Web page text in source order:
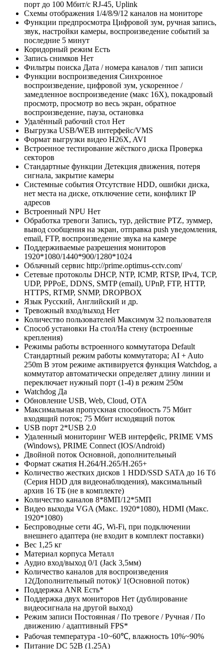
порт до 100 Мбит/с RJ-45, Uplink
Схемы отображения 1/4/8/9/12 каналов на мониторе
Функции предпросмотра Цифровой зум, ручная запись,
звук, настройки камеры, воспроизведение событий за
последние 5 минут
Коридорный режим Есть
Запись снимков Нет
Фильтры поиска Дата / номера каналов / тип записи
Функции воспроизведения Синхронное
воспроизведение, цифровой зум, ускоренное /
замедленное воспроизведение (макс 16X), покадровый
просмотр, просмотр во весь экран, обратное
воспроизведение, пауза, остановка
Удалённый рабочий стол Нет
Выгрузка USB/WEB интерфейс/VMS
Формат выгрузки видео H26X, AVI
Встроенное тестирование жёсткого диска Проверка
секторов
Стандартные функции Детекция движения, потеря
сигнала, закрытие камеры
Системные события Отсутствие HDD, ошибки диска,
нет места на диске, отключение сети, конфликт IP
адресов
Встроенный NPU Нет
Обработка тревоги Запись, тур, действие PTZ, зуммер,
вывод сообщения на экран, отправка push уведомления,
email, FTP, воспроизведение звука на камере
Поддерживаемые разрешения мониторов
1920*1080/1440*900/1280*1024
Облачный сервис http://prime.optimus-cctv.com/
Сетевые протоколы DHCP, NTP, ICMP, RTSP, IPv4, TCP,
UDP, PPPoE, DDNS, SMTP (email), UPnP, FTP, HTTP,
HTTPS, RTMP, SNMP, DROPBOX
Язык Русский, Английский и др.
Тревожный вход/выход Нет
Количество пользователей Максимум 32 пользователя
Способ установки На стол/На стену (встроенные
крепления)
Режимы работы встроенного коммутатора Default
Стандартный режим работы коммутатора; AI + Auto
250m В этом режиме активируется функция Watchdog, а
коммутатор автоматически определяет длину линии и
переключает нужный порт (1-4) в режим 250м
Watchdog Да
Обновление USB, Web, Cloud, OTA
Максимальная пропускная способность 75 Мбит
входящий поток; 75 Мбит исходящий поток
USB порт 2*USB 2.0
Удаленный мониторинг WEB интерфейс, PRIME VMS
(Windows), PRIME Connect (IOS/Android)
Двойной поток Основной, дополнительный
Формат сжатия H.264/H.265/H.265+
Количество жестких дисков 1 HDD/SSD SATA до 16 Тб
(Серия HDD для видеонаблюдения), максимальный
архив 16 ТБ (не в комплекте)
Количество каналов 8*8МП/12*5МП
Видео выходы VGA (Макс. 1920*1080), HDMI (Макс.
1920*1080)
Беспроводные сети 4G, Wi-Fi, при подключении
внешнего адаптера (не входит в комплект поставки)
Вес 1,25 кг
Материал корпуса Металл
Аудио вход/выход 0/1 (Jack 3,5мм)
Количество каналов для воспроизведения
12(Дополнительный поток)/ 1(Основной поток)
Поддержка ANR Есть*
Поддержка двух мониторов Нет (дублирование
видеосигнала на другой выход)
Режим записи Постоянная / По тревоге / Ручная / По
движению / адаптивный FPS*
Рабочая температура -10~60℃, влажность 10%~90%
Питание DC 52В (1.25A)